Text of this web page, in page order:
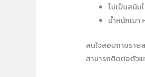
ไม่เป็นสนิม
น้ำหนักเบ
สนใจสอบถามราย
สามารถติดต่อตัวแ